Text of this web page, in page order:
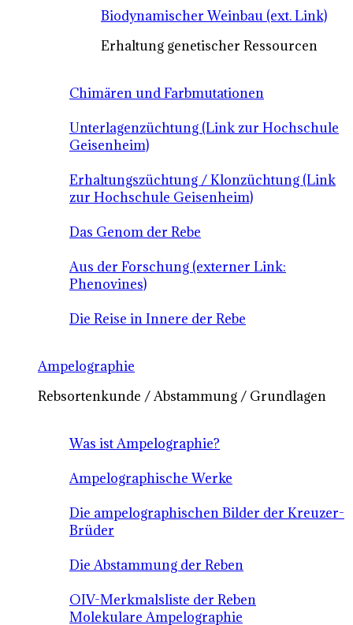
Biodynamischer Weinbau (ext. Link)
Erhaltung genetischer Ressourcen
Chimären und Farbmutationen
Unterlagenzüchtung (Link zur Hochschule
Geisenheim)
Erhaltungszüchtung / Klonzüchtung (Link
zur Hochschule Geisenheim)
Das Genom der Rebe
Aus der Forschung (externer Link:
Phenovines)
Die Reise in Innere der Rebe
Ampelographie
Rebsortenkunde / Abstammung / Grundlagen
Was ist Ampelographie?
Ampelographische Werke
Die ampelographischen Bilder der Kreuzer-
Brüder
Die Abstammung der Reben
OIV-Merkmalsliste der Reben
Molekulare Ampelographie